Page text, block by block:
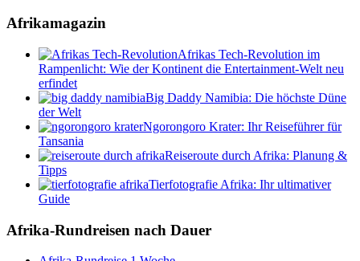
Afrikamagazin
Afrikas Tech-Revolution im
Rampenlicht: Wie der Kontinent die Entertainment-Welt neu
erfindet
Big Daddy Namibia: Die höchste Düne
der Welt
Ngorongoro Krater: Ihr Reiseführer für
Tansania
Reiseroute durch Afrika: Planung &
Tipps
Tierfotografie Afrika: Ihr ultimativer
Guide
Afrika-Rundreisen nach Dauer